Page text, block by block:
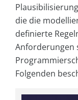
die die
definierte
Anforderungen
Folgenden